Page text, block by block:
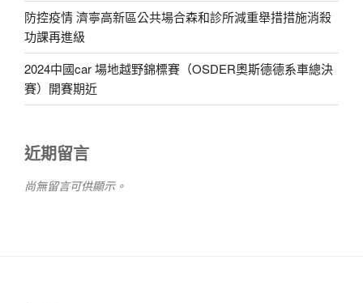
防控疫情 濟寧高新區公共場合森和診所減重舉措措施消殺
功課再進級
2024中國car 場地越野錦標賽（OSDER奧斯德德系車總決
賽）開賽期近
近期留言
尚無留言可供顯示。